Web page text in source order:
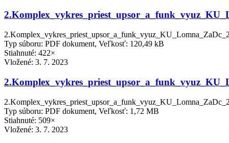
Typ súboru: PDF dokument, Veľkosť: 120,49 kB
Stiahnuté: 422×
Vložené: 3. 7. 2023
Typ súboru: PDF dokument, Veľkosť: 1,72 MB
Stiahnuté: 509×
Vložené: 3. 7. 2023